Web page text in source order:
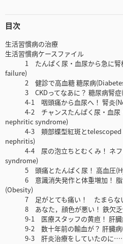
目次
生活習慣病の治療
生活習慣病ケースファイル
1 たんぱく尿・血尿から急に腎機
failure)
2 健診で高血糖 糖尿病
3 CKDってなあに？ 糖尿病腎症
4-1 咽頭痛から血尿へ！ 腎炎
4-2 チャンスたんぱく尿・血尿！
nephritic syndrome)
4-3 頬部蝶型紅斑とtelescoped
nephritis)
4-4 尿の泡立ちとむくみ！ ネフ
syndrome)
5 頭痛とたんぱく尿！ 高血圧
6 意識消失発作と体重増加！ 脂
(Obesity)
7 足がとても痛い！ たまらない
8 あなた，顔色が悪い！ 鉄欠乏
9-1 医療スタッフの黄疸！ 肝臓
9-2 数十年前の輸血が？ 肝臓病
9-3 肝炎治療をしていたのに……